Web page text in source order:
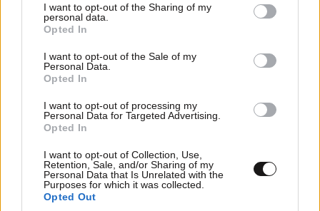
not limited to your visit or usage behaviour. You may click to
grant or deny consent to Google and its third-party tags to
use your data for below specified purposes in below Google
consent section.
I want to opt-out of the Sharing of my
personal data.
Opted In
I want to opt-out of the Sale of my
Personal Data.
Opted In
I want to opt-out of processing my
Personal Data for Targeted Advertising.
Opted In
I want to opt-out of Collection, Use,
Retention, Sale, and/or Sharing of my
Personal Data that Is Unrelated with the
Purposes for which it was collected.
Opted Out
TRENDING